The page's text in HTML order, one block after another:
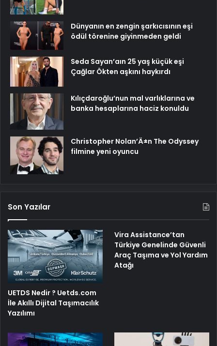
Dünyanın en zengin şarkıcısının eşi
ödül törenine giyinmeden geldi
Seda Sayan’aın 25 yaş küçük eşi
Çağlar Ökten aşkını haykırdı
Kılıçdaroğlu’nun mal varlıklarına ve
banka hesaplarına haciz konuldu
Christopher Nolan’Ä±n The Odyssey
filmine yeni oyuncu
Son Yazılar
UETDS Nedir ? Uetds.com
İle Akıllı Dijital Taşımacılık
Yazılımı
Vira Assistance’tan
Türkiye Genelinde Güvenli
Araç Taşıma ve Yol Yardım
Atağı